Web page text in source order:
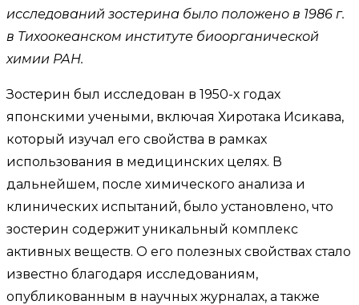
исследований зостерина было положено в 1986 г.
в Тихоокеанском институте биоорганической
химии РАН.
Зостерин был исследован в 1950-х годах
японскими учеными, включая Хиротака Исикава,
который изучал его свойства в рамках
использования в медицинских целях. В
дальнейшем, после химического анализа и
клинических испытаний, было установлено, что
зостерин содержит уникальный комплекс
активных веществ. О его полезных свойствах стало
известно благодаря исследованиям,
опубликованным в научных журналах, а также